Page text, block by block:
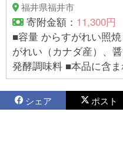
福井県福井市
寄附金額： 11,300円
■容量 からすがれい照焼 約80g ×
がれい（カナダ産）、
発酵調味料 ■本品に含まれるアレルギー表示28品目
小麦、大豆 ■賞
シェア ポスト